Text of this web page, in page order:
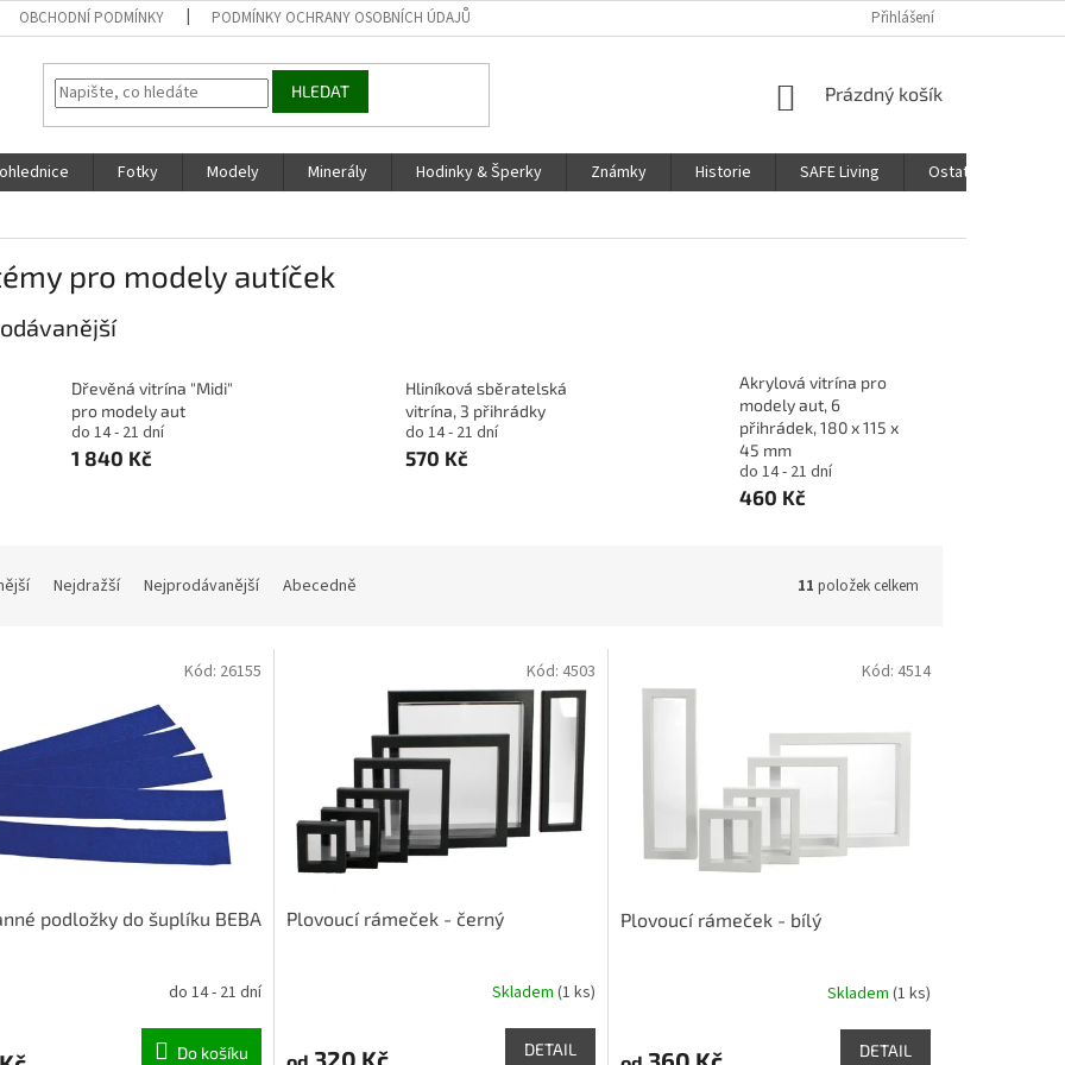
OBCHODNÍ PODMÍNKY PODMÍNKY OCHRANY OSOBNÍCH ÚDAJŮ Přihlášení
HLEDAT
NÁKUPNÍ
Prázdný košík
Fotky Modely Minerály Hodinky & Šperky Známky Historie SAFE Living Ostatní
pro modely autíček
Dřevěná vitrína "Midi"
pro modely aut
do 14 - 21 dní
1 840 Kč
Hliníková sběratelská
vitrína, 3 přihrádky
do 14 - 21 dní
570 Kč
Akrylová vitrína pro
modely aut, 6
přihrádek, 180 x 115 x
45 mm
do 14 - 21 dní
460 Kč
Nejdražší Nejprodávanější Abecedně 11 položek celkem
podložky do šuplíku BEBA
do 14 - 21 dní
Do košíku
Kód: 26155
Plovoucí rámeček - černý
Skladem (1 ks)
320 Kč DETAIL
Kód: 4503
Plovoucí rámeček - bílý
Skladem (1 ks)
DETAIL
Kód: 4514